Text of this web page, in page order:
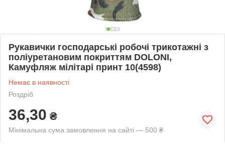
Рукавички господарські робочі трикотажні з
поліуретановим покриттям DOLONI,
Камуфляж мілітарі принт 10(4598)
Немає в наявності
Роздріб
36,30 ₴
Мінімальна сума замовлення на сайті — 500 ₴